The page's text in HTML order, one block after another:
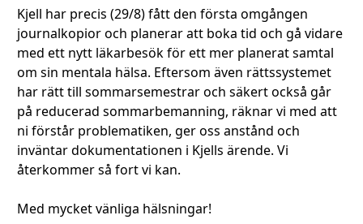
Kjell har precis (29/8) fått den första omgången
journalkopior och planerar att boka tid och gå vidare
med ett nytt läkarbesök för ett mer planerat samtal
om sin mentala hälsa. Eftersom även rättssystemet
har rätt till sommarsemestrar och säkert också går
på reducerad sommarbemanning, räknar vi med att
ni förstår problematiken, ger oss anstånd och
inväntar dokumentationen i Kjells ärende. Vi
återkommer så fort vi kan.
Med mycket vänliga hälsningar!